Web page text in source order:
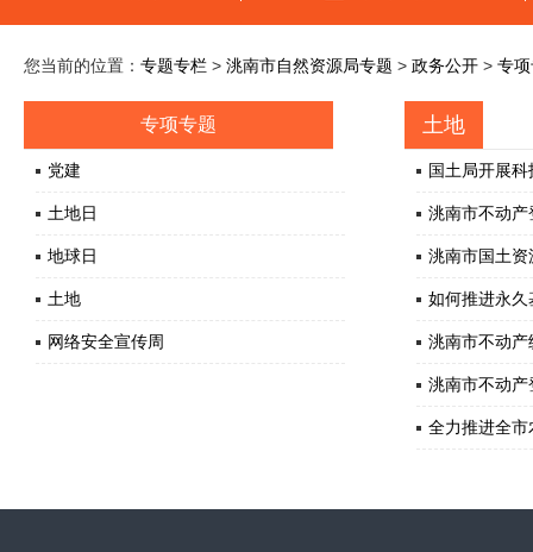
您当前的位置： 专题专栏 > 洮南市自然资源局专题 > 政务公开 > 专
专项专题
党建
土地日
地球日
土地
网络安全宣传周
土地
国土局开展
洮南市不动
洮南市国土
如何推进永
洮南市不动
洮南市不动
全力推进全